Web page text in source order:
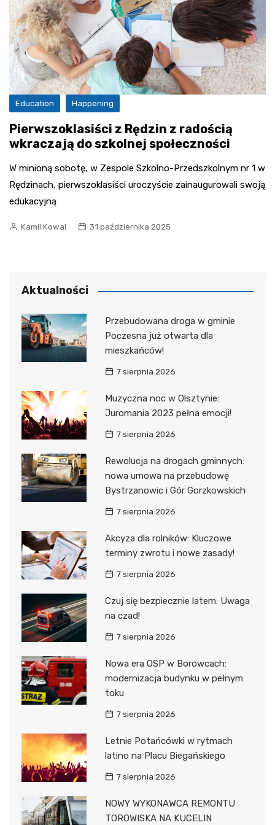
Education Happening
Pierwszoklasiści z Rędzin z radością
wkraczają do szkolnej społeczności
W minioną sobotę, w Zespole Szkolno-Przedszkolnym nr 1 w
Rędzinach, pierwszoklasiści uroczyście zainaugurowali swoją
edukacyjną
Kamil Kowal 31 października 2025
Aktualności
Przebudowana droga w gminie
Poczesna już otwarta dla
mieszkańców!
7 sierpnia 2026
Muzyczna noc w Olsztynie:
Juromania 2023 pełna emocji!
7 sierpnia 2026
Rewolucja na drogach gminnych:
nowa umowa na przebudowę
Bystrzanowic i Gór Gorzkowskich
7 sierpnia 2026
Akcyza dla rolników: Kluczowe
terminy zwrotu i nowe zasady!
7 sierpnia 2026
Czuj się bezpiecznie latem: Uwaga
na czad!
7 sierpnia 2026
Nowa era OSP w Borowcach:
modernizacja budynku w pełnym
toku
7 sierpnia 2026
Letnie Potańcówki w rytmach
latino na Placu Biegańskiego
7 sierpnia 2026
NOWY WYKONAWCA REMONTU
TOROWISKA NA KUCELIN